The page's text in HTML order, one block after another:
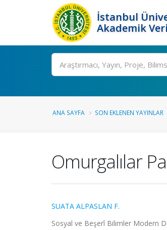
İstanbul
Akademik
Ara
ANA SAYFA SON EKLENEN YAYINLAR
Omurgalılar
SUATA ALPASLAN F.
Sosyal ve Beşerî Bilimler Modern